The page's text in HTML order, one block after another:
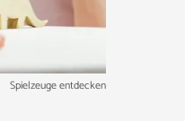
Spielzeuge entdecken